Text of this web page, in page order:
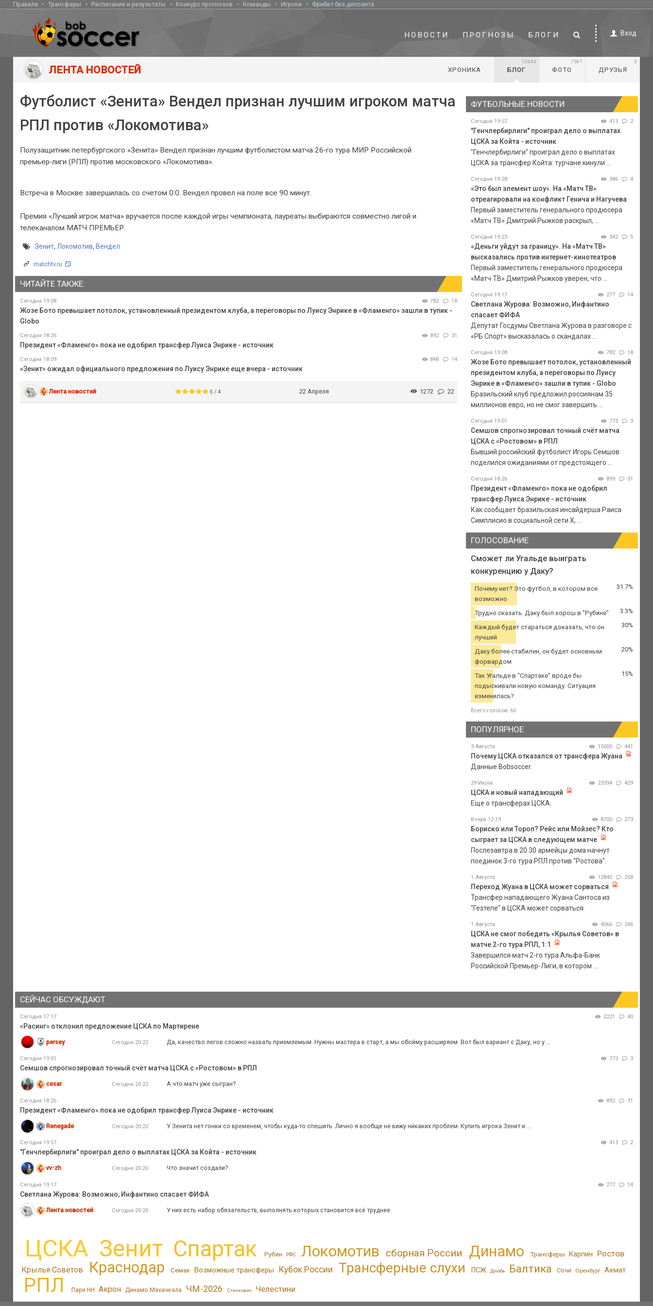
Правила Трансферы Расписание и результаты Конкурс прогнозов Команды Игроки Фрибет без депозита
НОВОСТИ ПРОГНОЗЫ БЛОГИ Вход
ЛЕНТА НОВОСТЕЙ ХРОНИКА БЛОГ
12046
ФОТО
7587
ДРУЗЬЯ
0
Футболист «Зенита» Вендел признан лучшим игроком матча
РПЛ против «Локомотива»
Полузащитник петербургского «Зенита» Вендел признан лучшим футболистом матча 26‑го тура МИР Российской
премьер‑лиги (РПЛ) против московского «Локомотива».
Встреча в Москве завершилась со счетом 0:0. Вендел провел на поле все 90 минут.
Премия «Лучший игрок матча» вручается после каждой игры чемпионата, лауреаты выбираются совместно лигой и
телеканалом МАТЧ ПРЕМЬЕР.
Зенит, Локомотив, Вендел
matchtv.ru
ЧИТАЙТЕ ТАКЖЕ:
Сегодня 19:08 782 18
Жозе Бото превышает потолок, установленный президентом клуба, а переговоры по Луису Энрике в «Фламенго» зашли в тупик -
Globo
Сегодня 18:26 892 31
Президент «Фламенго» пока не одобрил трансфер Луиса Энрике - источник
Сегодня 18:09 848 14
«Зенит» ожидал официального предложения по Луису Энрике еще вчера - источник
Лента новостей 5 / 4 22 Апреля 1272 22
ФУТБОЛЬНЫЕ НОВОСТИ
Сегодня 19:57 413 2
"Генчлербирлиги" проиграл дело о выплатах
ЦСКА за Койта - источник
"Генчлербирлиги" проиграл дело о выплатах
ЦСКА за трансфер Койта: турчане кинули ...
Сегодня 19:28 386 4
«Это был элемент шоу». На «Матч ТВ»
отреагировали на конфликт Генича и Нагучева
Первый заместитель генерального продюсера
«Матч ТВ» Дмитрий Рыжков раскрыл, ...
Сегодня 19:23 342 5
«Деньги уйдут за границу». На «Матч ТВ»
высказались против интернет-кинотеатров
Первый заместитель генерального продюсера
«Матч ТВ» Дмитрий Рыжков уверен, что ...
Сегодня 19:17 277 14
Светлана Журова: Возможно, Инфантино
спасает ФИФА
Депутат Госдумы Светлана Журова в разговоре с
«РБ Спорт» высказалась о скандалах ...
Сегодня 19:08 782 18
Жозе Бото превышает потолок, установленный
президентом клуба, а переговоры по Луису
Энрике в «Фламенго» зашли в тупик - Globo
Бразильский клуб предложил россиянам 35
миллионов евро, но не смог завершить ...
Сегодня 19:01 773 3
Семшов спрогнозировал точный счёт матча
ЦСКА с «Ростовом» в РПЛ
Бывший российский футболист Игорь Семшов
поделился ожиданиями от предстоящего ...
Сегодня 18:26 899 31
Президент «Фламенго» пока не одобрил
трансфер Луиса Энрике - источник
Как сообщает бразильская инсайдерша Раиса
Симплисио в социальной сети Х, ...
ГОЛОСОВАНИЕ
Сможет ли Угальде выиграть
конкуренцию у Даку?
Почему нет? Это футбол, в котором все
возможно
31.7%
Трудно сказать. Даку был хорош в "Рубине" 3.3%
Каждый будет стараться доказать, что он
лучший
30%
Даку более стабилен, он будет основным
форвардом
20%
Так Угальде в "Спартаке" вроде бы
подыскивали новую команду. Ситуация
изменилась?
15%
Всего голосов: 60
ПОПУЛЯРНОЕ
3 Августа 15000 441
Почему ЦСКА отказался от трансфера Жуана
Данные Bobsoccer.
29 Июля 23394 429
ЦСКА и новый нападающий
Еще о трансферах ЦСКА.
Вчера 12:19 8700 273
Бориско или Тороп? Рейс или Мойзес? Кто
сыграет за ЦСКА в следующем матче
Послезавтра в 20.30 армейцы дома начнут
поединок 3-го тура РПЛ против "Ростова".
1 Августа 12840 258
Переход Жуана в ЦСКА может сорваться
Трансфер нападающего Жуана Сантоса из
"Гезтепе" в ЦСКА может сорваться.
1 Августа 4066 246
ЦСКА не смог победить «Крылья Советов» в
матче 2-го тура РПЛ, 1:1
Завершился матч 2-го тура Альфа-Банк
Российской Премьер-Лиги, в котором ...
СЕЙЧАС ОБСУЖДАЮТ
Сегодня 17:17 2221 40
«Расинг» отклонил предложение ЦСКА по Мартирене
persey Сегодня 20:22 Да, качество легов сложно назвать приемлемым. Нужны мастера в старт, а мы обойму расширяем. Вот был вариант с Даку, но у ...
Сегодня 19:01 773 3
Семшов спрогнозировал точный счёт матча ЦСКА с «Ростовом» в РПЛ
cesar Сегодня 20:22 А что матч уже сыгран?
Сегодня 18:26 892 31
Президент «Фламенго» пока не одобрил трансфер Луиса Энрике - источник
Renegade Сегодня 20:22 У Зенита нет гонки со временем, чтобы куда-то спешить. Лично я вообще не вижу никаких проблем. Купить игрока Зенит и ...
Сегодня 19:57 413 2
"Генчлербирлиги" проиграл дело о выплатах ЦСКА за Койта - источник
vv-zh Сегодня 20:20 Что значит создали?
Сегодня 19:17 277 14
Светлана Журова: Возможно, Инфантино спасает ФИФА
Лента новостей Сегодня 20:20 У них есть набор обязательств, выполнять которых становится всё труднее.
ЦСКА Зенит Спартак Рубин РФС Локомотив сборная России Динамо Трансферы Карпин Ростов
Крылья Советов Краснодар Семак Возможные трансферы Кубок России Трансферные слухи ПСЖ Дзюба Балтика Сочи Оренбург Ахмат
РПЛ Пари НН Акрон Динамо Махачкала ЧМ-2026 Станкович Челестини